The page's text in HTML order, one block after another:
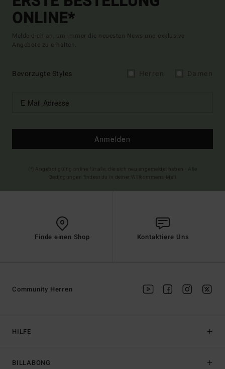
ONLINE*
Melde dich an, um immer die neuesten News und exklusive
Angebote zu erhalten.
Bevorzugte Styles
Anmelden
Finde einen Shop Kontaktiere Uns
HILFE
BILLABONG
Community Herren